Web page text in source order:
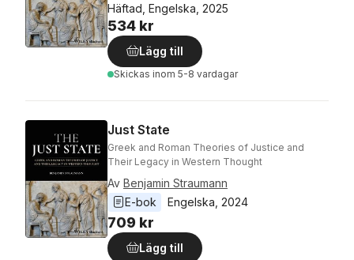
Häftad, Engelska, 2025
534 kr
Lägg till
Skickas inom 5-8 vardagar
Just State
Greek and Roman Theories of Justice and
Their Legacy in Western Thought
Av Benjamin Straumann
E-bok
Engelska 2024
709 kr
Lägg till